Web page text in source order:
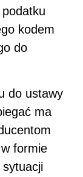
kodem
do
do ustawy
ma
formie
sytuacji